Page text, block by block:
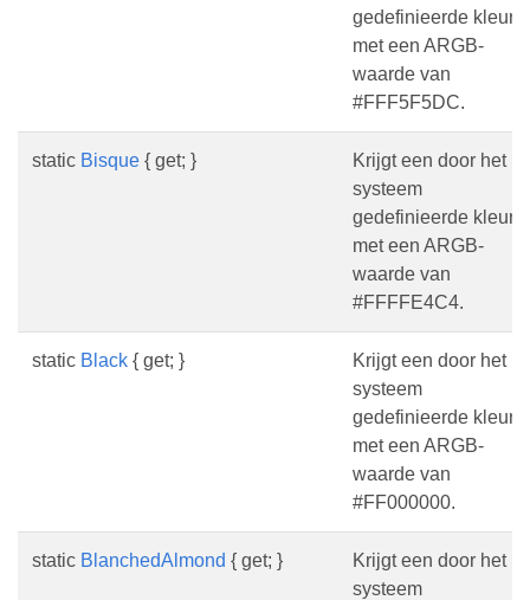
gedefinieerde kleur
met een ARGB-
waarde van
#FFF5F5DC.
static Bisque { get; }
Krijgt een door het
systeem
gedefinieerde kleur
met een ARGB-
waarde van
#FFFFE4C4.
static Black { get; }
Krijgt een door het
systeem
gedefinieerde kleur
met een ARGB-
waarde van
#FF000000.
static BlanchedAlmond { get; }
Krijgt een door het
systeem